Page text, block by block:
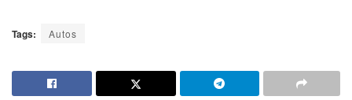
Tags: Autos